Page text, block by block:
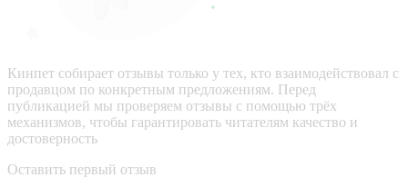
Кинпет собирает отзывы только у тех, кто взаимодействовал с
продавцом по конкретным предложениям. Перед
публикацией мы проверяем отзывы с помощью трёх
механизмов, чтобы гарантировать читателям качество и
достоверность
Оставить первый отзыв